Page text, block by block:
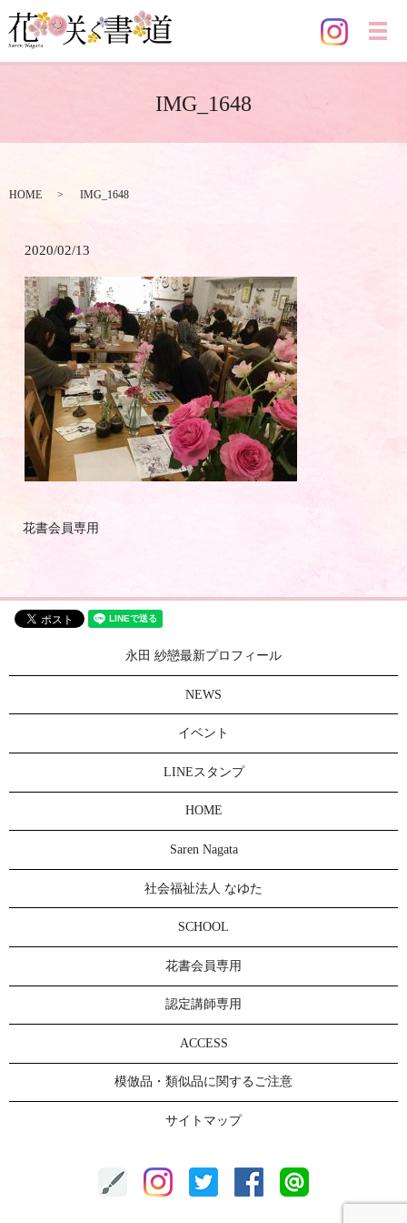
メ
IMG_1648
HOME IMG_1648
2020/02/13
花書会員専用
永田 紗戀最新プロフィール
NEWS
イベント
LINEスタンプ
HOME
Saren Nagata
社会福祉法人 なゆた
SCHOOL
花書会員専用
認定講師専用
ACCESS
模倣品・類似品に関するご注意
サイトマップ